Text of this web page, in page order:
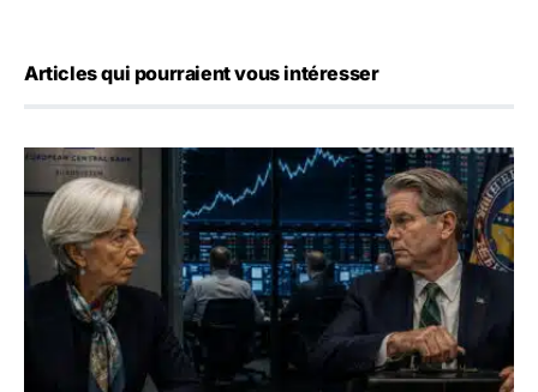
Articles qui pourraient vous intéresser
Yen : Washington a vendu des euros sans prévenir la